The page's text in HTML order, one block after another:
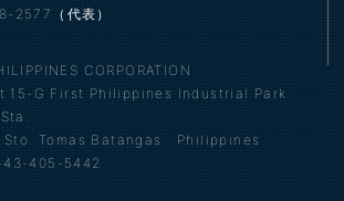
2577（代表）
CORPORATION
15-G First Philippines Industrial Park
Sto. Tomas Batangas Philippines
43-405-5442